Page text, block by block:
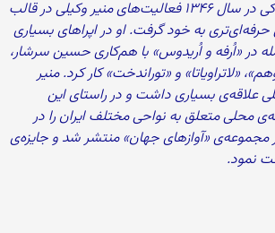
پس از افتتاح تالار رودکی در سال ۱۳۴۶ فعالیت‌های منیر وکیلی در قالب
حرفه‌ای‌تری به خود گرفت. او در اپراهای بسیاری
در «اُرفه و اُریدوس» با هم‌کاری حسین سرشار،
«لاتراویاتا» و «توراندخت» کار کرد. منیر
علاقه‌ی بسیاری داشت و در راستای این
محلی متعلق به نواحی مختلف ایران را در
«آوازهای جهان» منتشر شد و جایزه‌ی
نمود.